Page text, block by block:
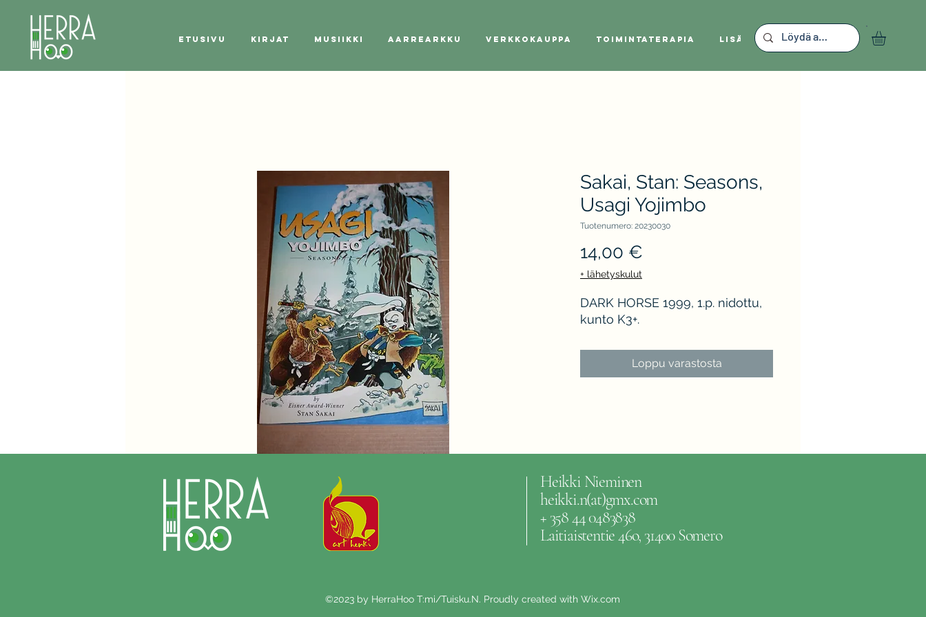
Etusivu Kirjat Musiikki Aarrearkku Verkkokauppa Toimintaterapia Lisää
Sakai, Stan: Seasons,
Usagi Yojimbo
Tuotenumero: 20230030
14,00 €
+ lähetyskulut
DARK HORSE 1999, 1.p. nidottu,
kunto K3+.
Loppu varastosta
Heikki Nieminen
heikki.n(at)gmx.com
+ 358 44 0483838
Laitiaistentie 46o, 31400 Somero
©2023 by HerraHoo T:mi/Tuisku.N. Proudly created with Wix.com